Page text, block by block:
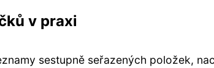
v praxi
sestupně seřazených položek,